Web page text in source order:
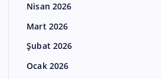
Nisan 2026
Mart 2026
Şubat 2026
Ocak 2026